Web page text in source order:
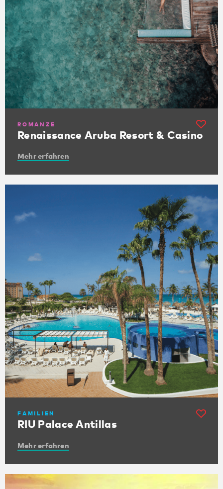
ROMANZE
Renaissance Aruba Resort & Casino
Mehr erfahren
FAMILIEN
RIU Palace Antillas
Mehr erfahren